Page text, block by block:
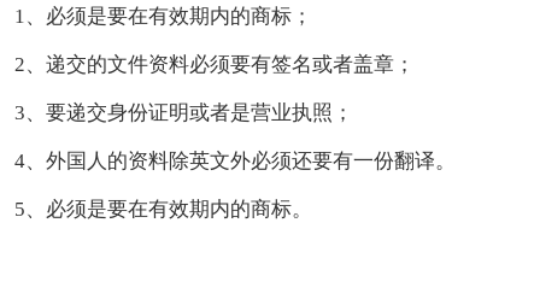
1、必须是要在有效期内的商标；
2、递交的文件资料必须要有签名或者盖章；
3、要递交身份证明或者是营业执照；
4、外国人的资料除英文外必须还要有一份翻译。
5、必须是要在有效期内的商标。